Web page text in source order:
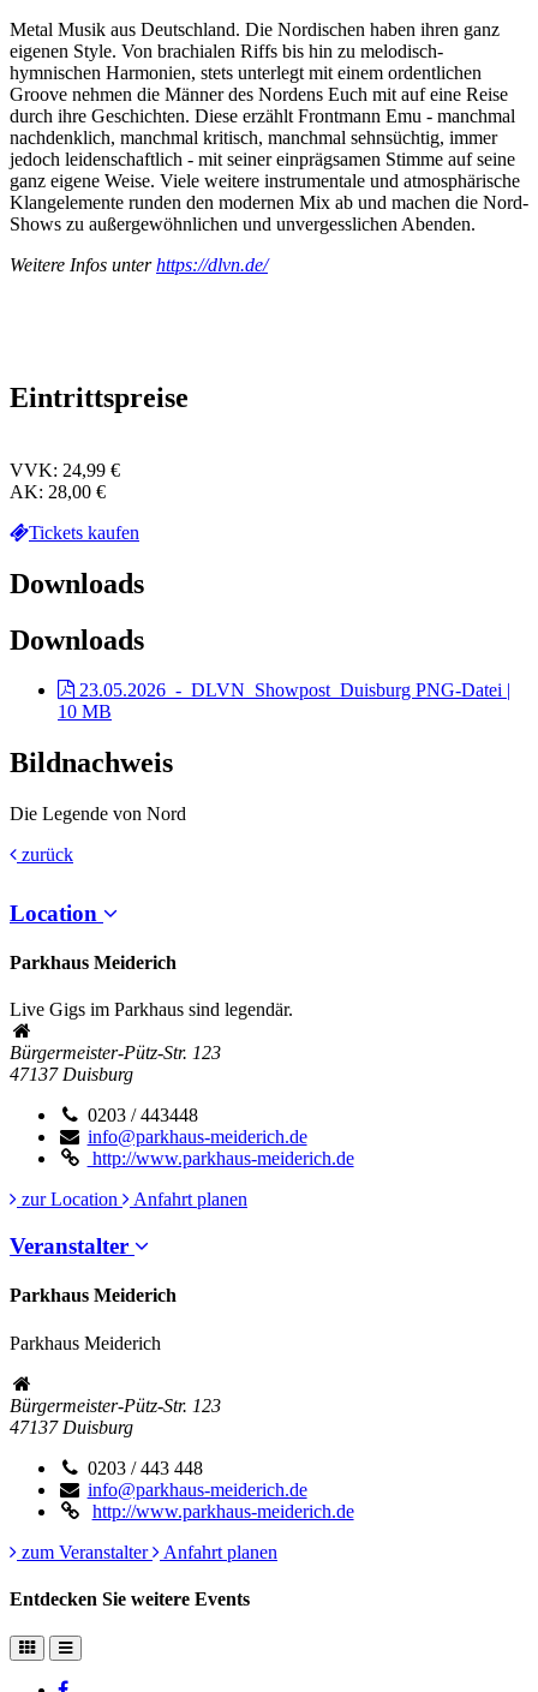
Metal Musik aus Deutschland. Die Nordischen haben ihren ganz
eigenen Style. Von brachialen Riffs bis hin zu melodisch-
hymnischen Harmonien, stets unterlegt mit einem ordentlichen
Groove nehmen die Männer des Nordens Euch mit auf eine Reise
durch ihre Geschichten. Diese erzählt Frontmann Emu - manchmal
nachdenklich, manchmal kritisch, manchmal sehnsüchtig, immer
jedoch leidenschaftlich - mit seiner einprägsamen Stimme auf seine
ganz eigene Weise. Viele weitere instrumentale und atmosphärische
Klangelemente runden den modernen Mix ab und machen die Nord-
Shows zu außergewöhnlichen und unvergesslichen Abenden.
Weitere Infos unterhttps://dlvn.de/
Eintrittspreise
VVK: 24,99 €
AK: 28,00 €
Tickets kaufen
Downloads
Downloads
23.05.2026_-_DLVN_Showpost_Duisburg PNG-Datei |
10 MB
Bildnachweis
Die Legende von Nord
zurück
Location
Parkhaus Meiderich
Live Gigs im Parkhaus sind legendär.
Bürgermeister-Pütz-Str. 123
47137 Duisburg
0203 / 443448
info@parkhaus-meiderich.de
http://www.parkhaus-meiderich.de
zur Location
Anfahrt planen
Veranstalter
Parkhaus Meiderich
Parkhaus Meiderich
Bürgermeister-Pütz-Str. 123
47137 Duisburg
0203 / 443 448
info@parkhaus-meiderich.de
http://www.parkhaus-meiderich.de
zum Veranstalter
Anfahrt planen
Entdecken Sie weitere Events